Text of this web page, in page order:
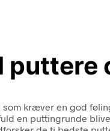
kræver en god
en puttingrunde